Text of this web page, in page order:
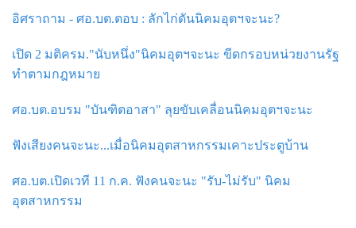
อิศราถาม - ศอ.บต.ตอบ : ลักไก่ดันนิคมอุตฯจะนะ?
เปิด 2 มติครม."นับหนึ่ง"นิคมอุตฯจะนะ ขีดกรอบหน่วยงานรัฐ
ทำตามกฎหมาย
ศอ.บต.อบรม "บันฑิตอาสา" ลุยขับเคลื่อนนิคมอุตฯจะนะ
ฟังเสียงคนจะนะ...เมื่อนิคมอุตสาหกรรมเคาะประตูบ้าน
ศอ.บต.เปิดเวที 11 ก.ค. ฟังคนจะนะ "รับ-ไม่รับ" นิคม
อุตสาหกรรม